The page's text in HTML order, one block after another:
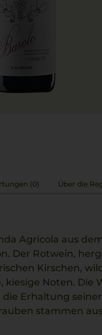
(0) Über die
Agricola aus
Der Rotwein,
Kirschen,
Noten. Die
Erhaltung
stammen
dem Wein